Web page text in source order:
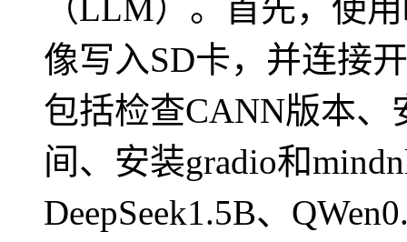
（LLM）。首先，使
像写入SD卡，并连接
包括检查CANN版本、
间、安装gradio和
DeepSeek1.5B、